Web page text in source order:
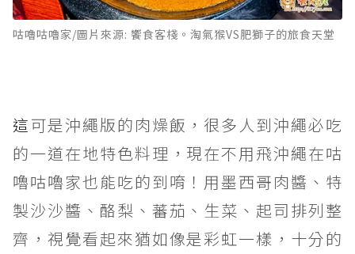
咕嚕咕嚕家/圖片來源: 饗食客棧。淘氣猴VS肥獅子的旅食天堂
這可是沖繩版的肉燥飯，很多人到沖繩必吃
的一道在地特色料理，現在不用飛沖繩在咕
嚕咕嚕家也能吃的到唷！用墨西哥肉醬、特
製沙沙醬、酪梨、蕃茄、生菜、起司排列整
齊，視覺看起來猶如像是彩虹一樣，十分的